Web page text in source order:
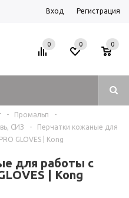
Вход Регистрация
0 0
0
- Промальп
-
СИЗ
-
Перчатки кожаные для
GLOVES | Kong
для работы с
| Kong